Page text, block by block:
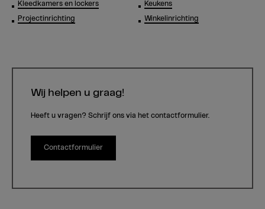
Kleedkamers en lockers
Projectinrichting
Keukens
Winkelinrichting
Wij helpen u graag!
Heeft u vragen? Schrijf ons via het contactformulier.
Contactformulier